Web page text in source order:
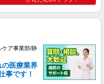
ア事業部/静
医療業界
事です！